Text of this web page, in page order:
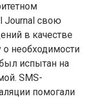
Journal свою
в качестве
необходимости
испытан на
SMS-
помогали